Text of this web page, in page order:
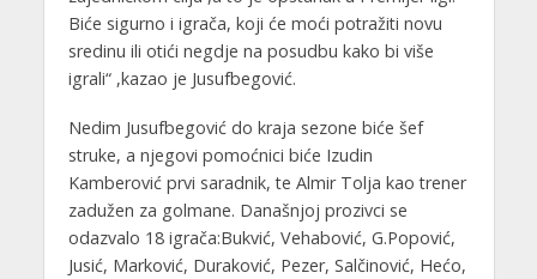
Biće sigurno i igrača, koji će moći potražiti novu
sredinu ili otići negdje na posudbu kako bi više
igrali“ ,kazao je Jusufbegović.
Nedim Jusufbegović do kraja sezone biće šef
struke, a njegovi pomoćnici biće Izudin
Kamberović prvi saradnik, te Almir Tolja kao trener
zadužen za golmane. Današnjoj prozivci se
odazvalo 18 igrača:Bukvić, Vehabović, G.Popović,
Jusić, Marković, Duraković, Pezer, Salčinović, Hećo,